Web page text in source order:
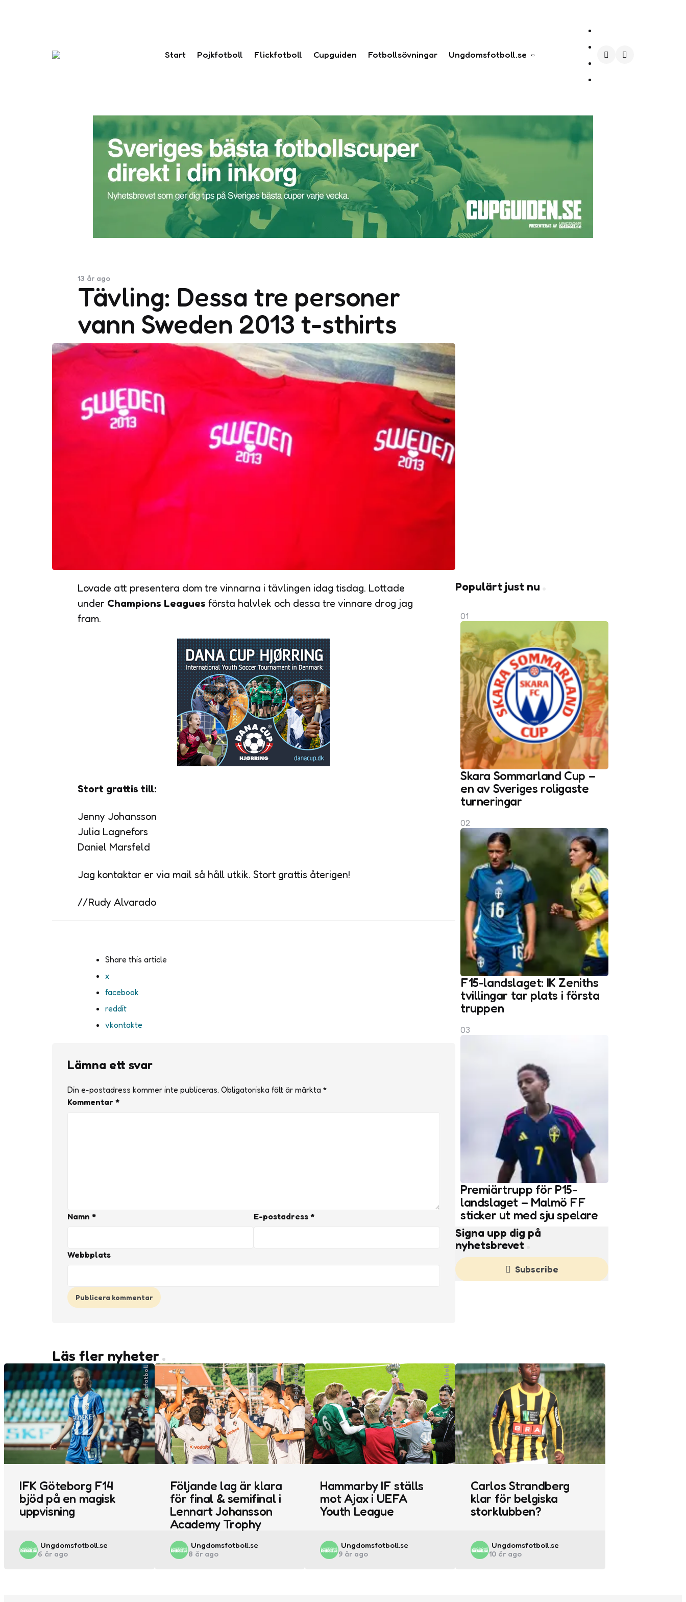
Start Pojkfotboll Flickfotboll Cupguiden Fotbollsövningar Ungdomsfotboll.se
Tävling: Dessa tre personer
vann Sweden 2013 t-sthirts
13 år ago
Lovade att presentera dom tre vinnarna i tävlingen idag tisdag. Lottade
under Champions Leagues första halvlek och dessa tre vinnare drog jag
fram.
Stort grattis till:
Jenny Johansson
Julia Lagnefors
Daniel Marsfeld
Jag kontaktar er via mail så håll utkik. Stort grattis återigen!
//Rudy Alvarado
Share this article
x
facebook
reddit
vkontakte
Lämna ett svar
Din e-postadress kommer inte publiceras. Obligatoriska fält är märkta *
Kommentar *
Namn * E-postadress *
Webbplats
Populärt just nu
01
Skara Sommarland Cup –
en av Sveriges roligaste
turneringar
02
F15-landslaget: IK Zeniths
tvillingar tar plats i första
truppen
03
Premiärtrupp för P15-
landslaget – Malmö FF
sticker ut med sju spelare
Signa upp dig på
nyhetsbrevet
Subscribe
Läs fler nyheter
IFK Göteborg F14
bjöd på en magisk
uppvisning
Posted
by
Ungdomsfotboll.se
6 år ago
Ungdomsfotboll
Följande lag är klara
för final & semifinal i
Lennart Johansson
Academy Trophy
Posted
by
Ungdomsfotboll.se
8 år ago
Pojkfotboll
Hammarby IF ställs
mot Ajax i UEFA
Youth League
Posted
by
Ungdomsfotboll.se
9 år ago
Pojkfotboll
Carlos Strandberg
klar för belgiska
storklubben?
Posted
by
Ungdomsfotboll.se
10 år ago